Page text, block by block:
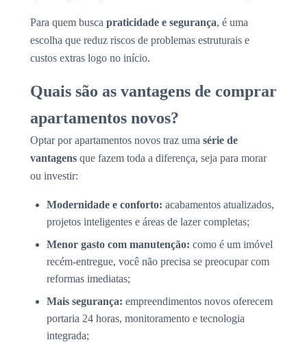
Para quem busca praticidade e segurança, é uma
escolha que reduz riscos de problemas estruturais e
custos extras logo no início.
Quais são as vantagens de comprar
apartamentos novos?
Optar por apartamentos novos traz uma série de
vantagens que fazem toda a diferença, seja para morar
ou investir:
Modernidade e conforto: acabamentos atualizados,
projetos inteligentes e áreas de lazer completas;
Menor gasto com manutenção: como é um imóvel
recém-entregue, você não precisa se preocupar com
reformas imediatas;
Mais segurança: empreendimentos novos oferecem
portaria 24 horas, monitoramento e tecnologia
integrada;